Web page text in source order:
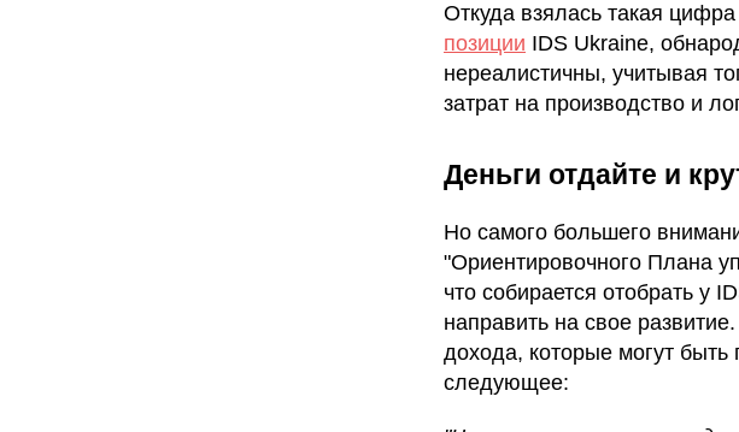
Откуда взялась такая
позиции IDS Ukraine,
нереалистичны, учитывая
затрат на производство и
Деньги отдайте и
Но самого большего
"Ориентировочного Плана
что собирается отобрать у
направить на свое
дохода, которые могут быть
следующее: